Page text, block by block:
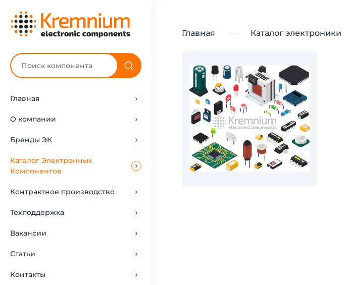
Главная
О компании
Бренды ЭК
Каталог Электронных
Компонентов
Контрактное производство
Техподдержка
Вакансии
Статьи
Контакты
Главная Каталог электроники